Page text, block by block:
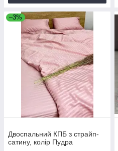
–3%
Двоспальний КПБ з страйп-
сатину, колір Пудра